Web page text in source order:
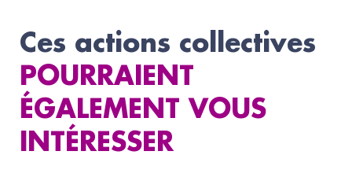
Ces actions collectives
POURRAIENT
ÉGALEMENT VOUS
INTÉRESSER